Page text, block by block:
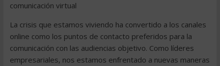
comunicación virtual
La crisis que estamos viviendo ha convertido a los canales
online como los puntos de contacto preferidos para la
comunicación con las audiencias objetivo. Como líderes
empresariales, nos estamos enfrentado a nuevas maneras